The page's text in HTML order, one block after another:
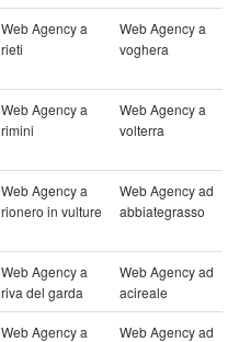
Web Agency a
rieti
Web Agency a
voghera
Web Agency a
rimini
Web Agency a
volterra
Web Agency a
rionero in vulture
Web Agency ad
abbiategrasso
Web Agency a
riva del garda
Web Agency ad
acireale
Web Agency a
Web Agency ad